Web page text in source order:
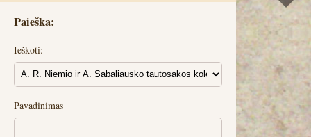
Paieška:
Ieškoti:
Pavadinimas